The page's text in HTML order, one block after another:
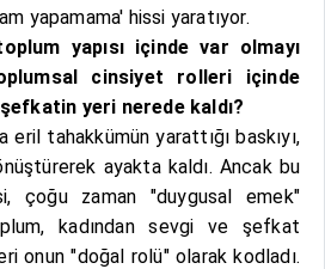
yapamama' hissi yaratıyor.
yapısı içinde var olmayı
cinsiyet rolleri içinde
yeri nerede kaldı?
eril tahakkümün yarattığı baskıyı,
ayakta kaldı. Ancak bu
çoğu zaman "duygusal emek"
kadından sevgi ve şefkat
onun "doğal rolü" olarak kodladı.